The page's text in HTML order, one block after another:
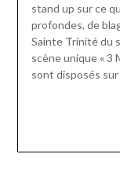
stand up sur ce
profondes, de
Sainte Trinité du
scène unique « 3
sont disposés